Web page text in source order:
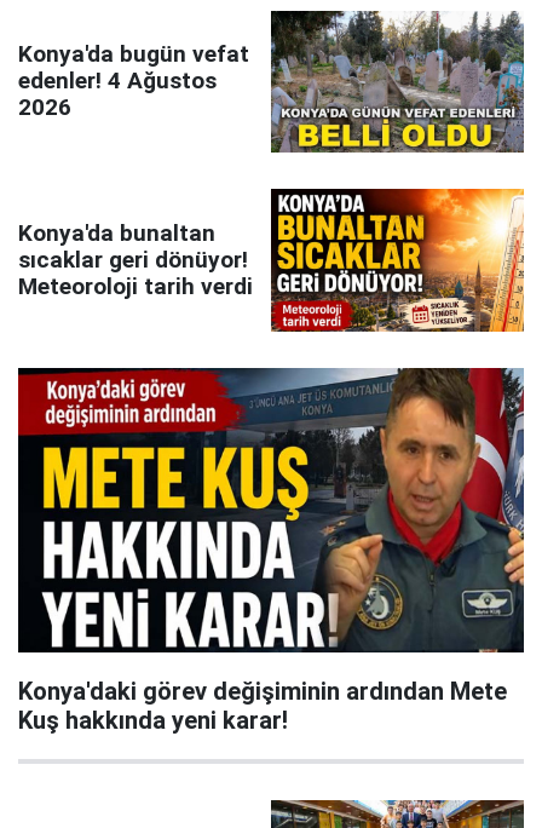
Konya'da bugün vefat
edenler! 4 Ağustos
2026
Konya'da bunaltan
sıcaklar geri dönüyor!
Meteoroloji tarih verdi
Konya'daki görev değişiminin ardından Mete
Kuş hakkında yeni karar!